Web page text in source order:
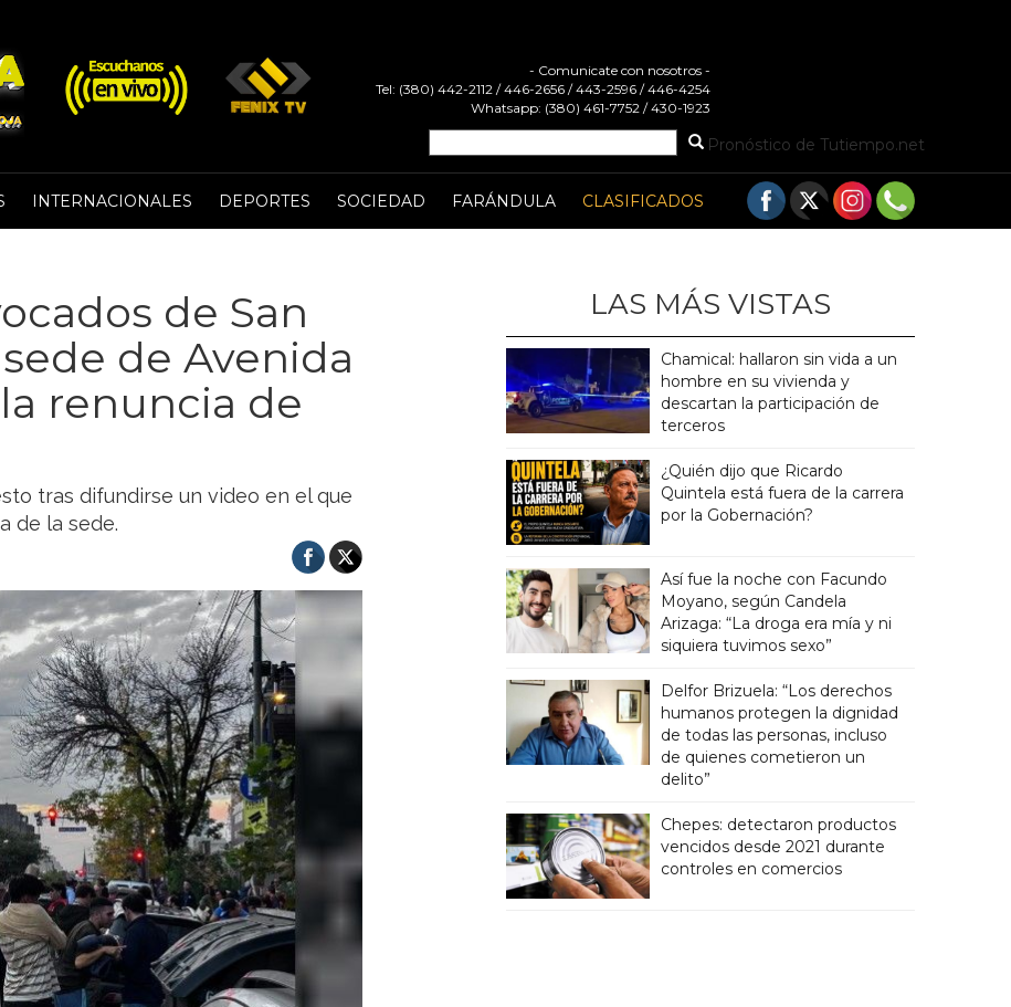
- Comunicate con nosotros -
Tel: (380) 442-2112 / 446-2656 / 443-2596 / 446-4254
Whatsapp: (380) 461-7752 / 430-1923
Pronóstico de Tutiempo.net
INTERNACIONALES DEPORTES SOCIEDAD FARÁNDULA CLASIFICADOS
de San
de Avenida
renuncia de
tras difundirse un video en el que
de la sede.
LAS MÁS VISTAS
Chamical: hallaron sin vida a un
hombre en su vivienda y
descartan la participación de
terceros
¿Quién dijo que Ricardo
Quintela está fuera de la carrera
por la Gobernación?
Así fue la noche con Facundo
Moyano, según Candela
Arizaga: “La droga era mía y ni
siquiera tuvimos sexo”
Delfor Brizuela: “Los derechos
humanos protegen la dignidad
de todas las personas, incluso
de quienes cometieron un
delito”
Chepes: detectaron productos
vencidos desde 2021 durante
controles en comercios